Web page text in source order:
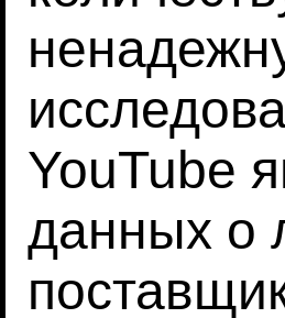
YouTube
данных о